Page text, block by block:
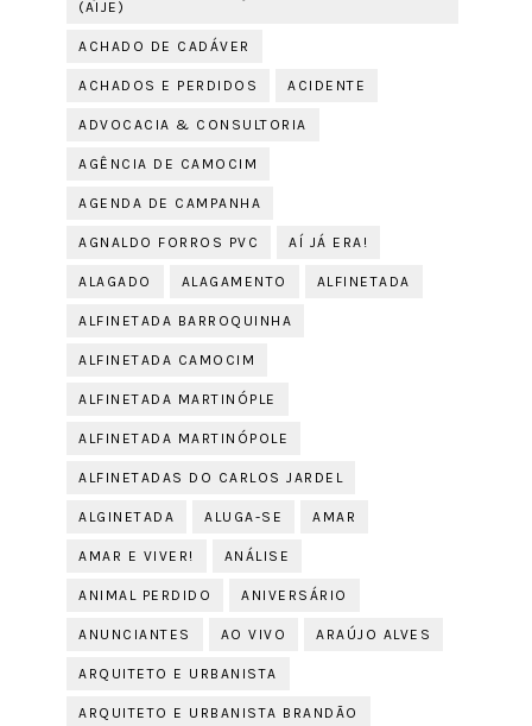
(AIJE)
ACHADO DE CADÁVER
ACHADOS E PERDIDOS ACIDENTE
ADVOCACIA & CONSULTORIA
AGÊNCIA DE CAMOCIM
AGENDA DE CAMPANHA
AGNALDO FORROS PVC AÍ JÁ ERA!
ALAGADO ALAGAMENTO ALFINETADA
ALFINETADA BARROQUINHA
ALFINETADA CAMOCIM
ALFINETADA MARTINÓPLE
ALFINETADA MARTINÓPOLE
ALFINETADAS DO CARLOS JARDEL
ALGINETADA ALUGA-SE AMAR
AMAR E VIVER! ANÁLISE
ANIMAL PERDIDO ANIVERSÁRIO
ANUNCIANTES AO VIVO ARAÚJO ALVES
ARQUITETO E URBANISTA
ARQUITETO E URBANISTA BRANDÃO